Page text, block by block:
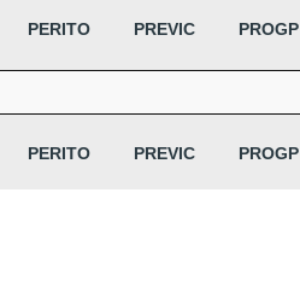
PERITO PREVIC PROGP
PERITO PREVIC PROGP